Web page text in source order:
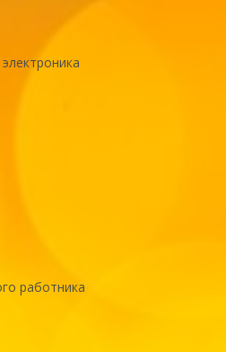
работника